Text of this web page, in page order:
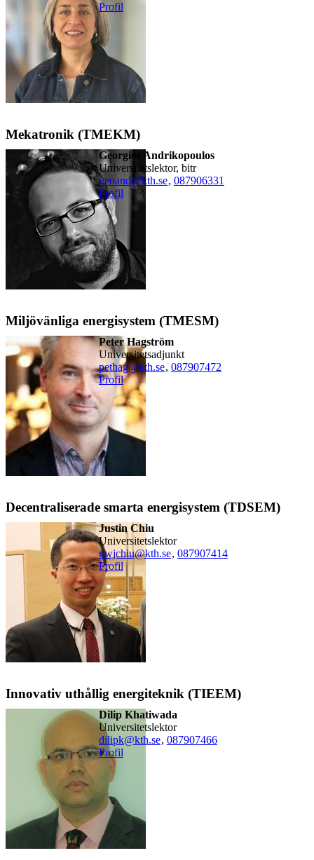
Profil
Mekatronik (TMEKM)
Georgios Andrikopoulos
universitetslektor, bitr
geoand@kth.se, 087906331
Profil
Miljövänliga energisystem (TMESM)
Peter Hagström
universitetsadjunkt
pethag@kth.se, 087907472
Profil
Decentraliserade smarta energisystem (TDSEM)
Justin Chiu
universitetslektor
nwjchiu@kth.se, 087907414
Profil
Innovativ uthållig energiteknik (TIEEM)
Dilip Khatiwada
universitetslektor
dilipk@kth.se, 087907466
Profil